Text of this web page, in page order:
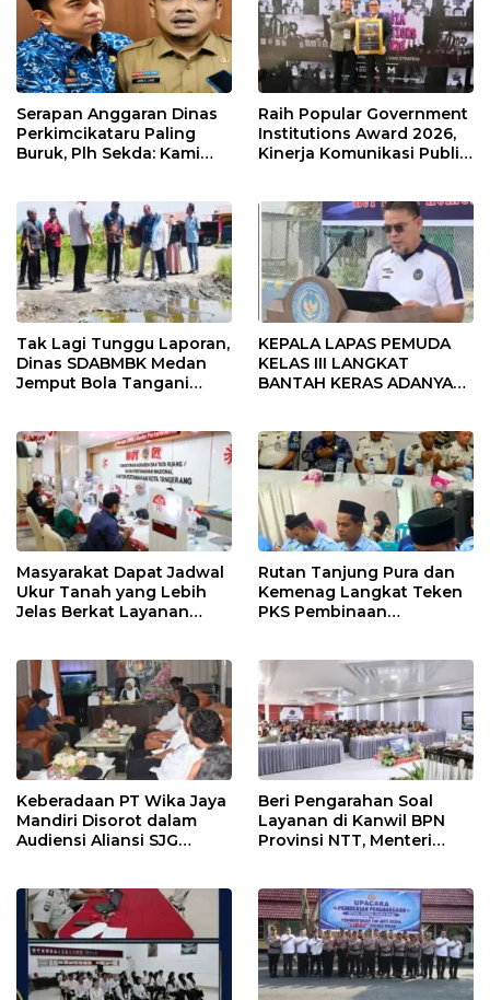
Serapan Anggaran Dinas
Perkimcikataru Paling
Buruk, Plh Sekda: Kami
Raih Popular Government
Institutions Award 2026,
Kinerja Komunikasi Publik
Tak Lagi Tunggu Laporan,
Dinas SDABMBK Medan
Jemput Bola Tangani
KEPALA LAPAS PEMUDA
KELAS III LANGKAT
BANTAH KERAS ADANYA
TENTANG SINDIKAT
PENIPU PENJUALAN EMAS
Masyarakat Dapat Jadwal
Ukur Tanah yang Lebih
Jelas Berkat Layanan
Rutan Tanjung Pura dan
Kemenag Langkat Teken
PKS Pembinaan
Keberadaan PT Wika Jaya
Mandiri Disorot dalam
Audiensi Aliansi SJG
Beri Pengarahan Soal
Layanan di Kanwil BPN
Provinsi NTT, Menteri